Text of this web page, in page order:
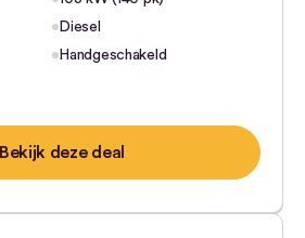
Diesel
Handgeschakeld
Bekijk deze deal